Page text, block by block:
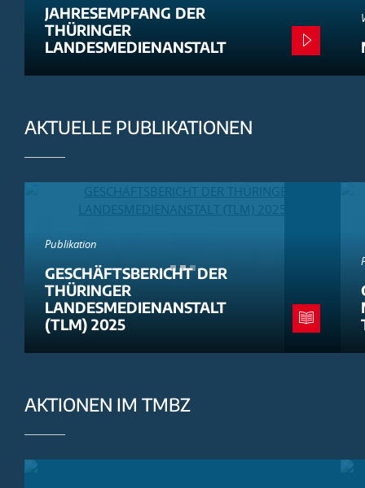
JAHRESEMPFANG DER
THÜRINGER
LANDESMEDIENANSTALT
AKTUELLE PUBLIKATIONEN
Publikation
GESCHÄFTSBERICHT DER
THÜRINGER
LANDESMEDIENANSTALT
(TLM) 2025
AKTIONEN IM TMBZ